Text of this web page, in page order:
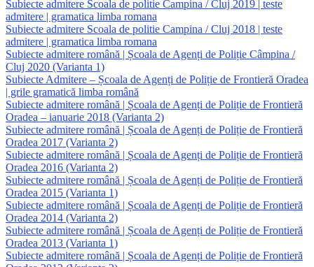
Subiecte admitere Scoala de politie Campina / Cluj 2019 | teste
admitere | gramatica limba romana
Subiecte admitere Scoala de politie Campina / Cluj 2018 | teste
admitere | gramatica limba romana
Subiecte admitere română | Școala de Agenți de Poliție Câmpina /
Cluj 2020 (Varianta 1)
Subiecte Admitere – Școala de Agenți de Poliție de Frontieră Oradea
| grile gramatică limba română
Subiecte admitere română | Școala de Agenți de Poliție de Frontieră
Oradea – ianuarie 2018 (Varianta 2)
Subiecte admitere română | Școala de Agenți de Poliție de Frontieră
Oradea 2017 (Varianta 2)
Subiecte admitere română | Școala de Agenți de Poliție de Frontieră
Oradea 2016 (Varianta 2)
Subiecte admitere română | Școala de Agenți de Poliție de Frontieră
Oradea 2015 (Varianta 1)
Subiecte admitere română | Școala de Agenți de Poliție de Frontieră
Oradea 2014 (Varianta 2)
Subiecte admitere română | Școala de Agenți de Poliție de Frontieră
Oradea 2013 (Varianta 1)
Subiecte admitere română | Școala de Agenți de Poliție de Frontieră